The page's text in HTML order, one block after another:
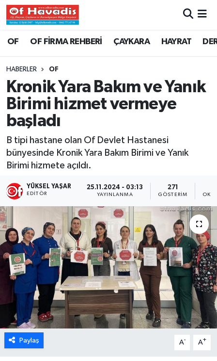
OF OF FİRMA REHBERİ ÇAYKARA HAYRAT
HABERLER OF
Kronik Yara Bakım ve Yanık
Birimi hizmet vermeye
başladı
B tipi hastane olan Of Devlet Hastanesi
bünyesinde Kronik Yara Bakım Birimi ve Yanık
Birimi hizmete açıldı.
YÜKSEL YAŞAR
EDITÖR
25.11.2024 - 03:13
YAYINLANMA
271
GÖSTERIM
Paylaş A- A+
Trabzon Nöbetçi Eczaneler
Trabzon Namaz Vakitleri
Trabzon Trafik Yoğunluk Haritası
Süper Lig Puan Durumu ve Fikstür
Tüm Manşetler
Son Dakika Haberleri